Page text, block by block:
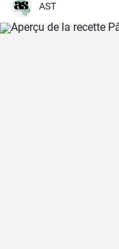
est essentiel de laisser
AST